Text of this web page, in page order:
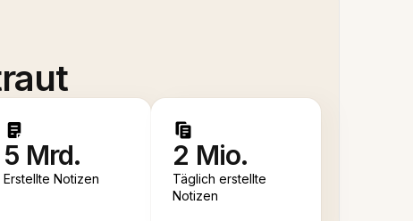
5 Mrd.
Erstellte Notizen
2 Mio.
Täglich erstellte
Notizen